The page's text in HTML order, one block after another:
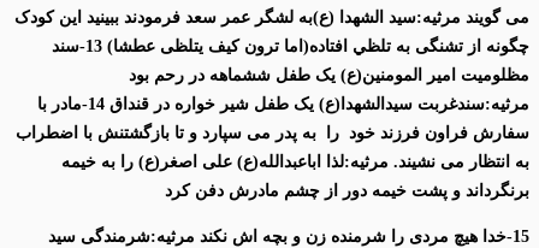
می گویند مرثیه:سید الشهدا (ع)به لشگر عمر سعد فرمودند ببینید این کودک
چگونه از تشنگی به تلظي افتاده(اما ترون کیف یتلظی عطشا) 13-سند
مظلومیت امیر المومنین(ع) یک طفل ششماهه در رحم بود
مرثیه:سندغربت سيدالشهدا(ع) یک طفل شیر خواره در قنداق 14-مادر با
سفارش فراون فرزند خود را به پدر می سپارد و تا بازگشتنش با اضطراب
به انتظار می نشیند. مرثیه:لذا اباعبدالله(ع) علی اصغر(ع) را به خیمه
برنگرداند و پشت خیمه دور از چشم مادرش دفن کرد
15-خدا هیچ مردی را شرمنده زن و بچه اش نکند مرثیه:شرمندگی سید